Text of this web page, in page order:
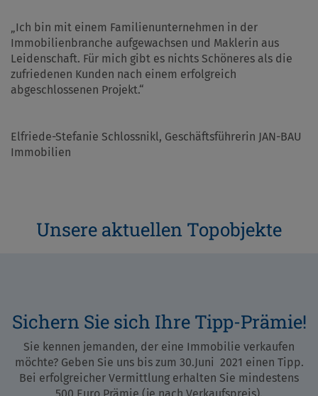
„Ich bin mit einem Familienunternehmen in der
Immobilienbranche aufgewachsen und Maklerin aus
Leidenschaft. Für mich gibt es nichts Schöneres als die
zufriedenen Kunden nach einem erfolgreich
abgeschlossenen Projekt.“
Elfriede-Stefanie Schlossnikl, Geschäftsführerin JAN-BAU
Immobilien
Unsere aktuellen Topobjekte
Sichern Sie sich Ihre Tipp-Prämie!
Sie kennen jemanden, der eine Immobilie verkaufen
möchte? Geben Sie uns bis zum 30.Juni 2021 einen Tipp.
Bei erfolgreicher Vermittlung erhalten Sie mindestens